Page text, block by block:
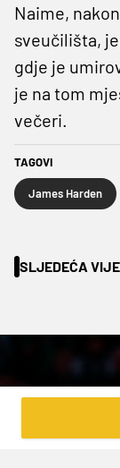
Naime,
sveučilišta,
gdje je
je na tom
večeri.
TAGOVI
James Harden
SLJEDEĆA